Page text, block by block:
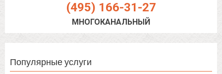
(495) 166-31-27
МНОГОКАНАЛЬНЫЙ
Популярные услуги